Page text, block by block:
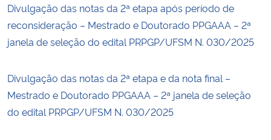
Divulgação das notas da 2ª etapa após período de
reconsideração – Mestrado e Doutorado PPGAAA – 2ª
janela de seleção do edital PRPGP/UFSM N. 030/2025
Divulgação das notas da 2ª etapa e da nota final –
Mestrado e Doutorado PPGAAA – 2ª janela de seleção
do edital PRPGP/UFSM N. 030/2025